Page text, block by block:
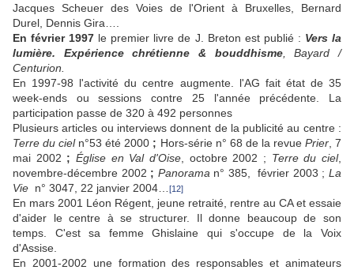
Jacques Scheuer des Voies de l'Orient à Bruxelles, Bernard
Durel, Dennis Gira….
En février 1997 le premier livre de J. Breton est publié : Vers la
lumière. Expérience chrétienne & bouddhisme, Bayard /
Centurion.
En 1997-98 l'activité du centre augmente. l'AG fait état de 35
week-ends ou sessions contre 25 l'année précédente. La
participation passe de 320 à 492 personnes
Plusieurs articles ou interviews donnent de la publicité au centre :
Terre du ciel n°53 été 2000 ; Hors-série n° 68 de la revue Prier, 7
mai 2002 ; Église en Val d'Oise , octobre 2002 ; Terre du ciel,
novembre-décembre 2002 ; Panorama n° 385, février 2003 ;La
Vie n° 3047, 22 janvier 2004… [12]
En mars 2001 Léon Régent, jeune retraité, rentre au CA et essaie
d'aider le centre à se structurer. Il donne beaucoup de son
temps. C'est sa femme Ghislaine qui s'occupe de la Voix
d'Assise.
En 2001-2002 une formation des responsables et animateurs